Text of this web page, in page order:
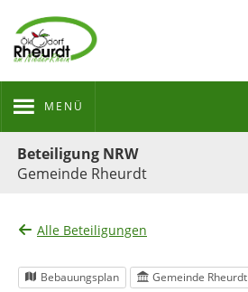
MENÜ
Beteiligung NRW
Gemeinde Rheurdt
Alle Beteiligungen
Bebauungsplan Gemeinde Rheurdt